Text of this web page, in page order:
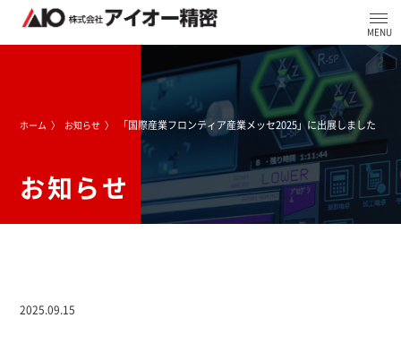
ホーム お知らせ 「国際産業フロンティア産業メッセ2025」に出展しました
お知らせ
2025.09.15